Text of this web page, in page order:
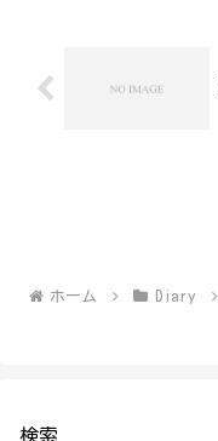
ホーム Diary
検索